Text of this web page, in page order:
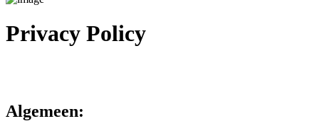
Privacy Policy
Algemeen: